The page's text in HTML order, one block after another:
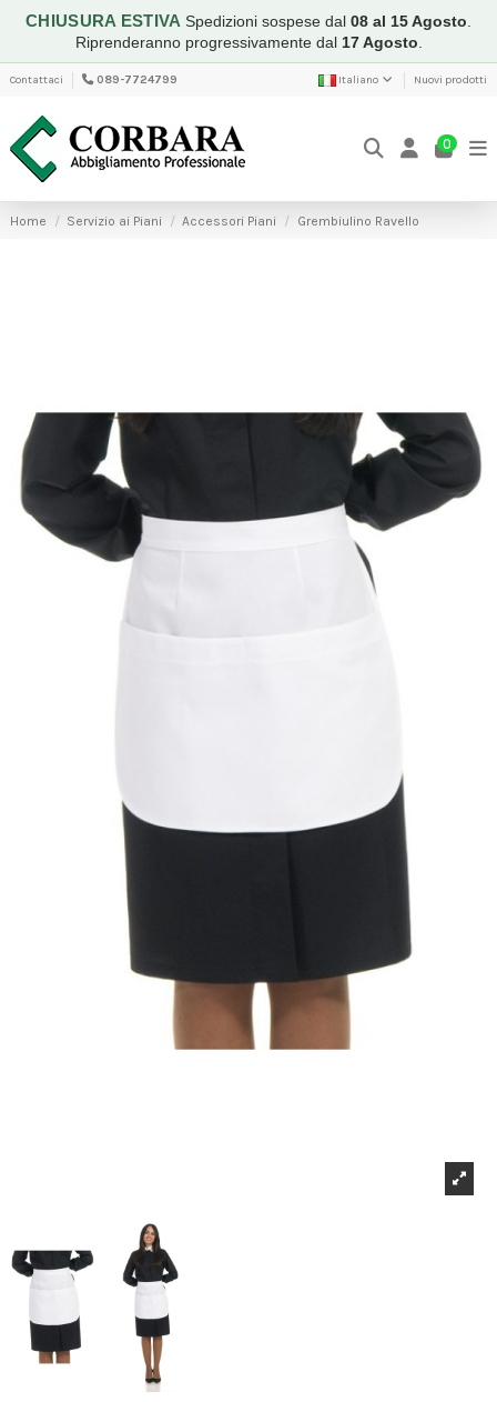
CHIUSURA ESTIVA Spedizioni sospese dal 08 al 15 Agosto
Riprenderanno progressivamente dal 17 Agosto
Contattaci 089-7724799 Italiano Nuovi prodotti
0
Home Servizio ai Piani Accessori Piani Grembiulino Ravello